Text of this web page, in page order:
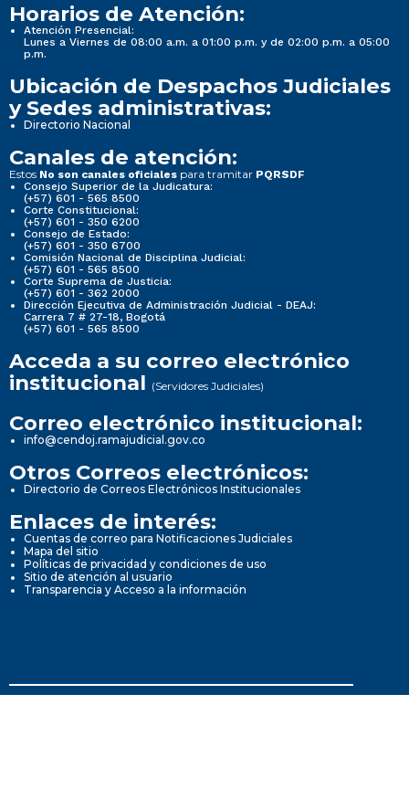
Horarios de Atención:
Atención Presencial:
Lunes a Viernes de 08:00 a.m. a 01:00 p.m. y de 02:00 p.m. a 05:00
p.m.
Ubicación de Despachos Judiciales
y Sedes administrativas:
Directorio Nacional
Canales de atención:
Estos No son canales oficiales para tramitar PQRSDF
Consejo Superior de la Judicatura:
(+57) 601 - 565 8500
Corte Constitucional:
(+57) 601 - 350 6200
Consejo de Estado:
(+57) 601 - 350 6700
Comisión Nacional de Disciplina Judicial:
(+57) 601 - 565 8500
Corte Suprema de Justicia:
(+57) 601 - 362 2000
Dirección Ejecutiva de Administración Judicial - DEAJ:
Carrera 7 # 27-18, Bogotá
(+57) 601 - 565 8500
Acceda a su correo electrónico
institucional (Servidores Judiciales)
Correo electrónico institucional:
info@cendoj.ramajudicial.gov.co
Otros Correos electrónicos:
Directorio de Correos Electrónicos Institucionales
Enlaces de interés:
Cuentas de correo para Notificaciones Judiciales
Mapa del sitio
Políticas de privacidad y condiciones de uso
Sitio de atención al usuario
Transparencia y Acceso a la información